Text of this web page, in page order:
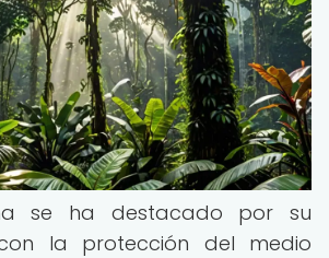
se ha destacado por su
la protección del medio